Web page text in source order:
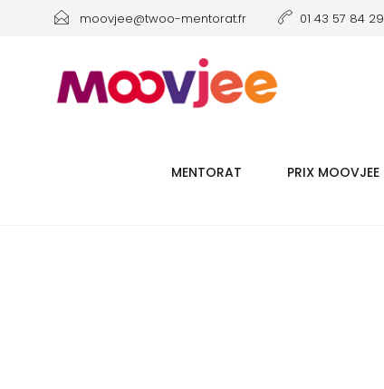
moovjee@twoo-mentorat.fr 01 43 57 84 29
MENTORAT PRIX MOOVJEE